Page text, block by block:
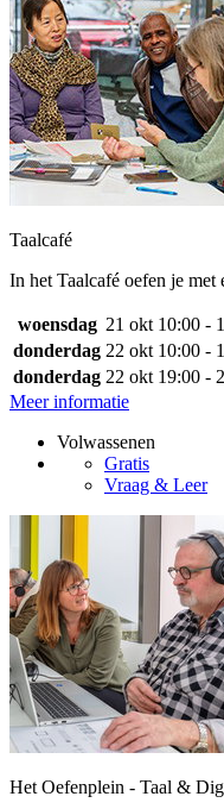
Taalcafé
In het Taalcafé oefen je met
woensdag 21 okt 10:00 -
donderdag 22 okt 10:00 -
donderdag 22 okt 19:00 -
Meer informatie
Volwassenen
Gratis
Vraag & Leer
Het Oefenplein - Taal &